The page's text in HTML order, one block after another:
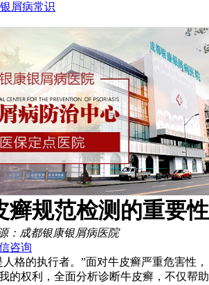
银屑病常识
癣规范检测的重要性
：成都银康银屑病医院
咨询
格的执行者。”面对牛皮癣严重危害性，
的权利，全面分析诊断牛皮癣，不仅帮助